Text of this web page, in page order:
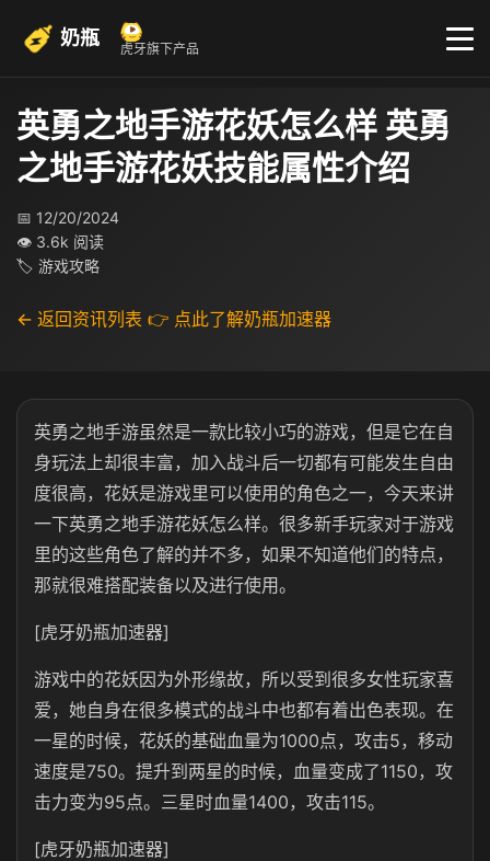
奶瓶 虎牙旗下产品
英勇之地手游花妖怎么样 英勇
之地手游花妖技能属性介绍
📅 12/20/2024
👁 3.6k 阅读
🏷 游戏攻略
← 返回资讯列表 👉 点此了解奶瓶加速器
英勇之地手游虽然是一款比较小巧的游戏，但是它在自
身玩法上却很丰富，加入战斗后一切都有可能发生自由
度很高，花妖是游戏里可以使用的角色之一，今天来讲
一下英勇之地手游花妖怎么样。很多新手玩家对于游戏
里的这些角色了解的并不多，如果不知道他们的特点，
那就很难搭配装备以及进行使用。
[虎牙奶瓶加速器]
游戏中的花妖因为外形缘故，所以受到很多女性玩家喜
爱，她自身在很多模式的战斗中也都有着出色表现。在
一星的时候，花妖的基础血量为1000点，攻击5，移动
速度是750。提升到两星的时候，血量变成了1150，攻
击力变为95点。三星时血量1400，攻击115。
[虎牙奶瓶加速器]